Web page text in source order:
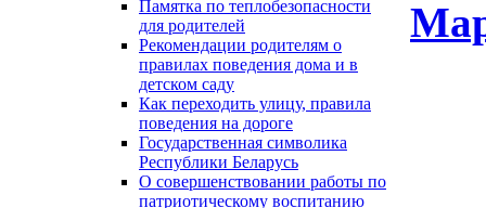
Памятка по теплобезопасности
для родителей
Рекомендации родителям о
правилах поведения дома и в
детском саду
Как переходить улицу, правила
поведения на дороге
Государственная символика
Республики Беларусь
О совершенствовании работы по
патриотическому воспитанию